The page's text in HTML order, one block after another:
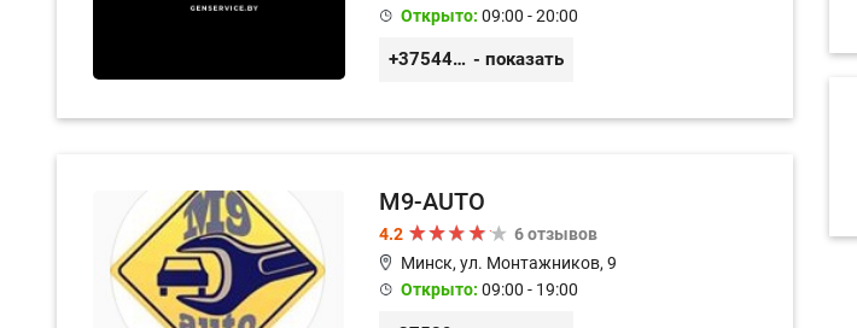
Открыто: 09:00 - 20:00
+375444649592 - показать
M9-AUTO
4.2
6 отзывов
Минск, ул. Монтажников, 9
Открыто: 09:00 - 19:00